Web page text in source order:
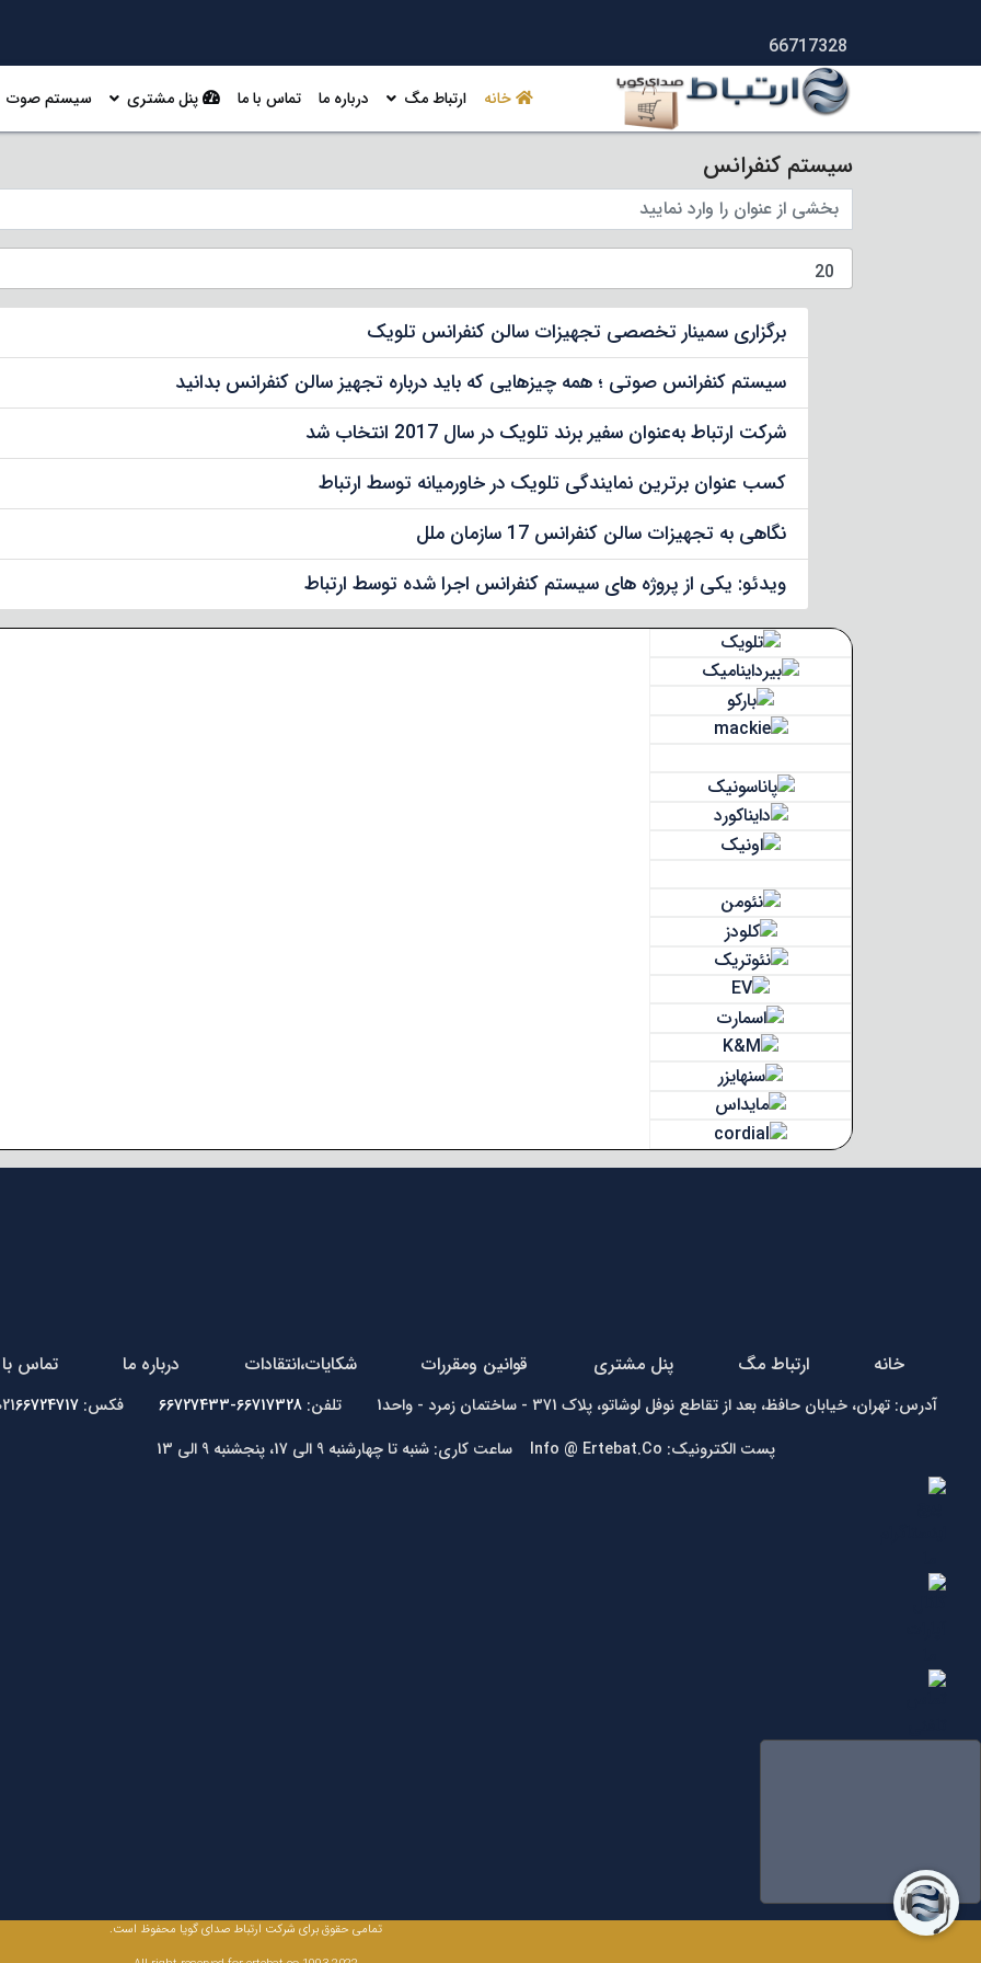
66717328
خانه ارتباط مگ درباره ما تماس با ما پنل مشتری سیستم صوت
سیستم کنفرانس
برگزاری سمینار تخصصی تجهیزات سالن کنفرانس تلویک
سیستم کنفرانس صوتی ؛ همه چیزهایی که باید درباره تجهیز سالن کنفرانس بدانید
شرکت ارتباط به‌عنوان سفیر برند تلویک در سال 2017 انتخاب شد
کسب عنوان برترین نمایندگی تلویک در خاورمیانه توسط ارتباط
نگاهی به تجهیزات سالن کنفرانس 17 سازمان ملل
ویدئو: یکی از پروژه های سیستم کنفرانس اجرا شده توسط ارتباط
خانه ارتباط مگ پنل مشتری قوانین ومقررات شکایات،انتقادات درباره ما تماس
آدرس: تهران، خیابان حافظ، بعد از تقاطع نوفل لوشاتو، پلاک 371 - ساختمان زمرد - واحد1 تلفن: 66717328-66727433 فکس: 02166724717
پست الکترونیک: Info @ Ertebat.Co ساعت کاری: شنبه تا چهارشنبه 9 الی 17، پنجشنبه 9 الی 13
تمامی حقوق برای شرکت ارتباط صدای گویا محفوظ است.